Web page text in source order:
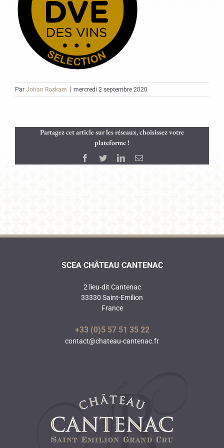
Par Johan Roskam mercredi 2 septembre 2020
Partagez cet article sur les réseaux, choisissez votre
plateforme !
Facebook
TwitterLinkedInEmail
SCEA CHÂTEAU CANTENAC
2 lieu-dit Cantenac
33330 Saint-Emilion
France
+33 (0)5 57 51 35 22
contact@chateau-cantenac.fr